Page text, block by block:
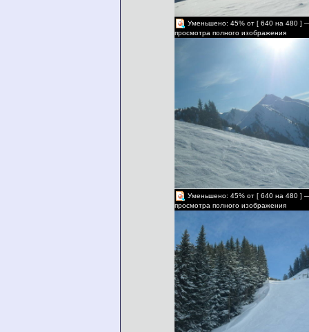
Уменьшено: 45% от [ 640 на 480 ]
просмотра полного изображения
Уменьшено: 45% от [ 640 на 480 ]
просмотра полного изображения